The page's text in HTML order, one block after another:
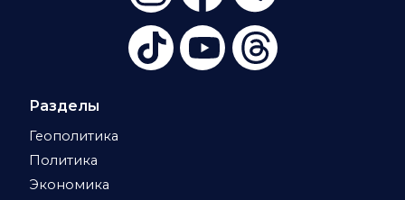
Разделы
Геополитика
Политика
Экономика